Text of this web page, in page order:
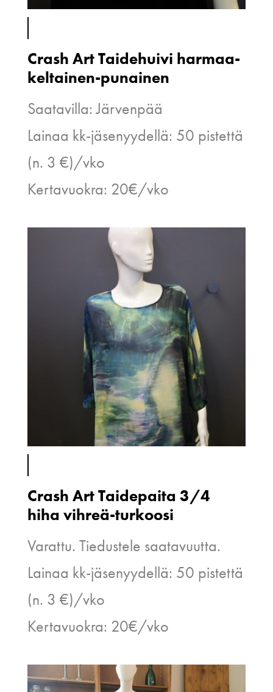
Crash Art Taidehuivi harmaa-
keltainen-punainen
Saatavilla: Järvenpää
Lainaa kk-jäsenyydellä: 50 pistettä
(n. 3 €)/vko
Kertavuokra: 20€/vko
Crash Art Taidepaita 3/4
hiha vihreä-turkoosi
Varattu. Tiedustele saatavuutta.
Lainaa kk-jäsenyydellä: 50 pistettä
(n. 3 €)/vko
Kertavuokra: 20€/vko